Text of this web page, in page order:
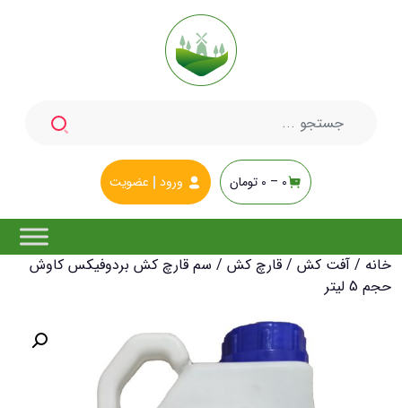
0 –
0 تومان ورود عضویت
خانه / آفت کش / قارچ کش / سم قارچ کش بردوفیکس کاوش
حجم 5 لیتر